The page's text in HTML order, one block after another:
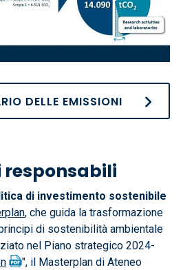
DELLE EMISSIONI
di investimento sostenibile
, che guida la trasformazione
di sostenibilità ambientale
nel Piano strategico 2024-
", il Masterplan di Ateneo